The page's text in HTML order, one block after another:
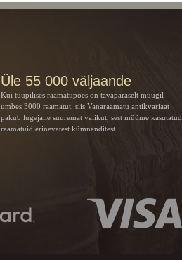
Üle 55 000 väljaande
Kui tüüpilises raamatupoes on tavapäraselt müügil
umbes 3000 raamatut, siis Vanaraamatu antikvariaat
pakub lugejaile suuremat valikut, sest müüme kasutatud
raamatuid erinevatest kümnenditest.